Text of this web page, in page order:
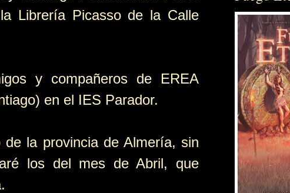
Librería Picasso de la Calle
y compañeros de EREA
en el IES Parador.
la provincia de Almería, sin
los del mes de Abril, que